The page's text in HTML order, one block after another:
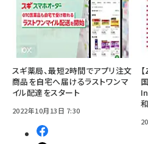
スギ薬局、最短2時間でアプリ注文
商品を自宅へ届けるラストワンマ
イル配達をスタート
2022年10月13日 7:30